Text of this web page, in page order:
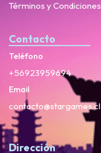
Términos y Condiciones
Contacto
Teléfono
+56923959694
Email
contacto@stargames.cl
Dirección